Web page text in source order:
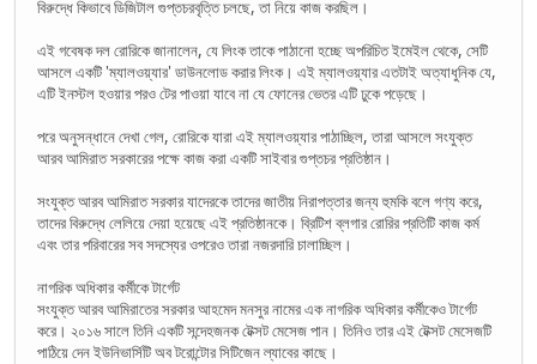
বিরুদ্ধে কিভাবে ডিজিটাল গুপ্তচরবৃত্তি চলছে, তা নিয়ে কাজ করছিল।
এই গবেষক দল রোরিকে জানালেন, যে লিংক তাকে পাঠানো হচ্ছে অপরিচিত ইমেইল থেকে, সেটি
আসলে একটি 'ম্যালওয়্যার' ডাউনলোড করার লিংক। এই ম্যালওয়্যার এতটাই অত্যাধুনিক যে,
এটি ইনস্টল হওয়ার পরও টের পাওয়া যাবে না যে ফোনের ভেতর এটি ঢুকে পড়েছে।
পরে অনুসন্ধানে দেখা গেল, রোরিকে যারা এই ম্যালওয়্যার পাঠাচ্ছিল, তারা আসলে সংযুক্ত
আরব আমিরাত সরকারের পক্ষে কাজ করা একটি সাইবার গুপ্তচর প্রতিষ্ঠান।
সংযুক্ত আরব আমিরাত সরকার যাদেরকে তাদের জাতীয় নিরাপত্তার জন্য হুমকি বলে গণ্য করে,
তাদের বিরুদ্ধে লেলিয়ে দেয়া হয়েছে এই প্রতিষ্ঠানকে। ব্রিটিশ ব্লগার রোরির প্রতিটি কাজ কর্ম
এবং তার পরিবারের সব সদস্যের ওপরেও তারা নজরদারি চালাচ্ছিল।
নাগরিক অধিকার কর্মীকে টার্গেট
সংযুক্ত আরব আমিরাতের সরকার আহমেদ মনসুর নামের এক নাগরিক অধিকার কর্মীকেও টার্গেট
করে। ২০১৬ সালে তিনি একটি সন্দেহজনক টেক্সট মেসেজ পান। তিনিও তার এই টেক্সট মেসেজটি
পাঠিয়ে দেন ইউনিভার্সিটি অব টরোন্টোর সিটিজেন ল্যাবের কাছে।